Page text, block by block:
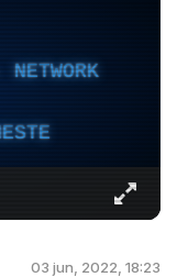
03 jun, 2022, 18:23